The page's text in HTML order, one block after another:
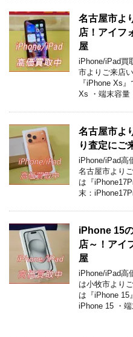
名古屋市よ
店！アイフ
屋
iPhone/iPad買
市よりご来店
『iPhone Xs
Xs ・端末容量
名古屋市よ
り査定にご
iPhone/iPad高
名古屋市より
は『
末：
iPhone 15
店～！アイ
屋
iPhone/iPad高
は小牧市より
は『iPhone 15
iPhone 15 ・